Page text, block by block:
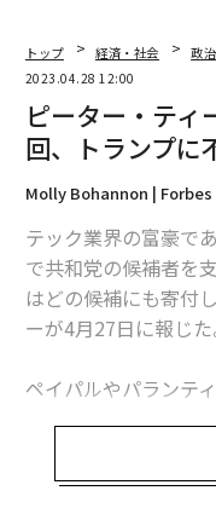
トップ 経済・社会 政治
2023.04.28 12:00
ピーター・ティ
回、トランプに
Molly Bohannon |
テック業界の富豪で
で共和党の候補者を
はどの候補にも寄付
ーが4月27日に報じた
ペイパルやパランテ
共同創業者でリバタ
2018年以降に共和
億円）を寄付してい